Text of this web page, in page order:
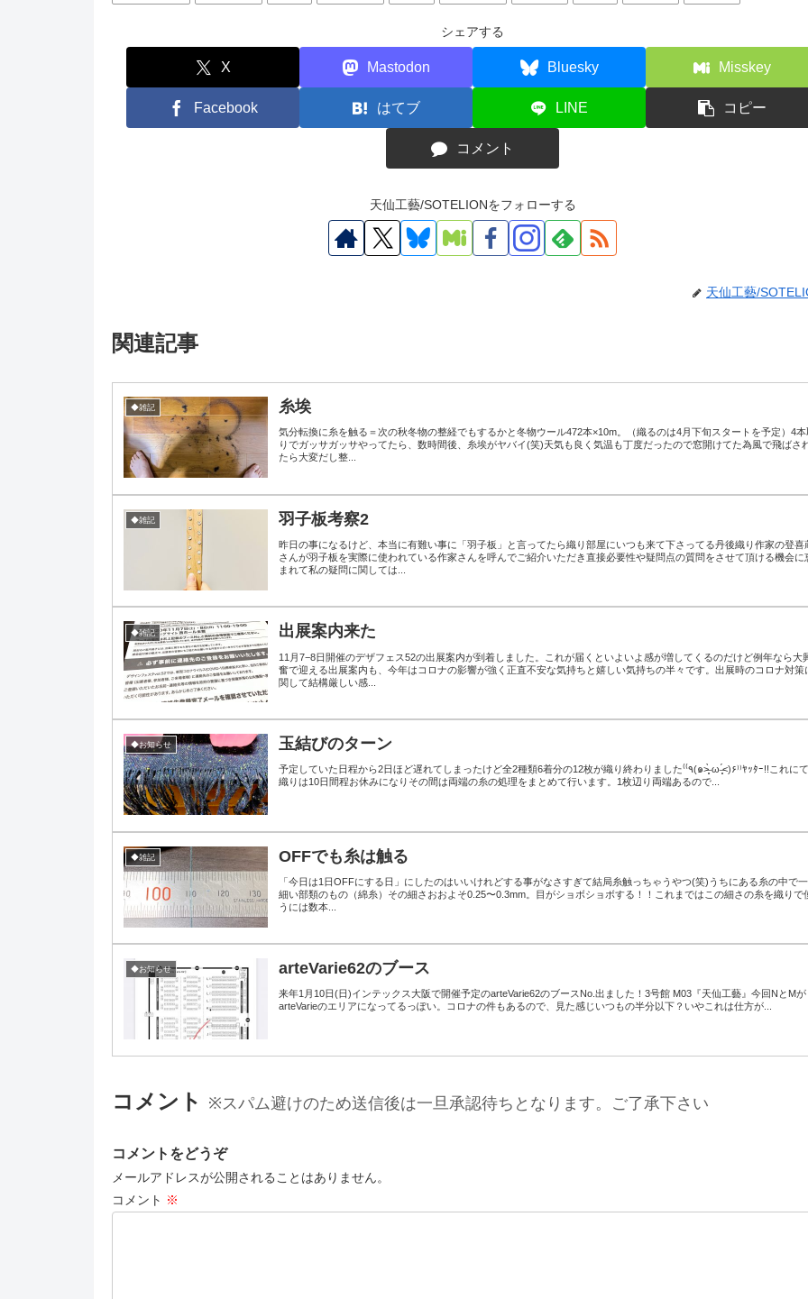
シェアする
X Mastodon Bluesky Misskey
Facebook はてブ LINE コピー
コメント
天仙工藝/SOTELIONをフォローする
天仙工藝/
関連記事
◆雑記 糸埃
気分転換に糸を触る＝次の秋冬物の整経でもするかと冬物ウール472本×10m。（織るのは4月下旬スタートを予定）4本
りでガッサガッサやってたら、数時間後、糸埃がヤバイ(笑)天気も良く気温も丁度だったので窓開けてた為風で飛ばさ
たら大変だし整...
◆雑記 羽子板考察2
昨日の事になるけど、本当に有難い事に「羽子板」と言ってたら織り部屋にいつも来て下さってる丹後織り作家の登喜
さんが羽子板を実際に使われている作家さんを呼んでご紹介いただき直接必要性や疑問点の質問をさせて頂ける機会に
まれて私の疑問に関しては...
◆雑記 出展案内来た
11月7−8日開催のデザフェス52の出展案内が到着しました。これが届くといよいよ感が増してくるのだけど例年なら大
奮で迎える出展案内も、今年はコロナの影響が強く正直不安な気持ちと嬉しい気持ちの半々です。出展時のコロナ対策
関して結構厳しい感...
◆お知らせ 玉結びのターン
予定していた日程から2日ほど遅れてしまったけど全2種類6着分の12枚が織り終わりました‎⁽⁽٩(๑˃̶͈̀ ω ˂̶͈́)۶⁾⁾ﾔｯﾀｰ!!これにて、
織りは10日間程お休みになりその間は両端の糸の処理をまとめて行います。1枚辺り両端あるので...
◆雑記 OFFでも糸は触る
「今日は1日OFFにする日」にしたのはいいけれどする事がなさすぎて結局糸触っちゃうやつ(笑)うちにある糸の中で
細い部類のもの（綿糸）その細さおおよそ0.25〜0.3mm。目がショボショボする！！これまではこの細さの糸を織りで
うには数本...
◆お知らせ arteVarie62のブース
来年1月10日(日)インテックス大阪で開催予定のarteVarie62のブースNo.出ました！3号館 M03『天仙工藝』今回NとMが
arteVarieのエリアになってるっぽい。コロナの件もあるので、見た感じいつもの半分以下？いやこれは仕方が...
コメント ※スパム避けのため送信後は一旦承認待ちとなります。ご了承下さい
コメントをどうぞ
メールアドレスが公開されることはありません。
コメント ※